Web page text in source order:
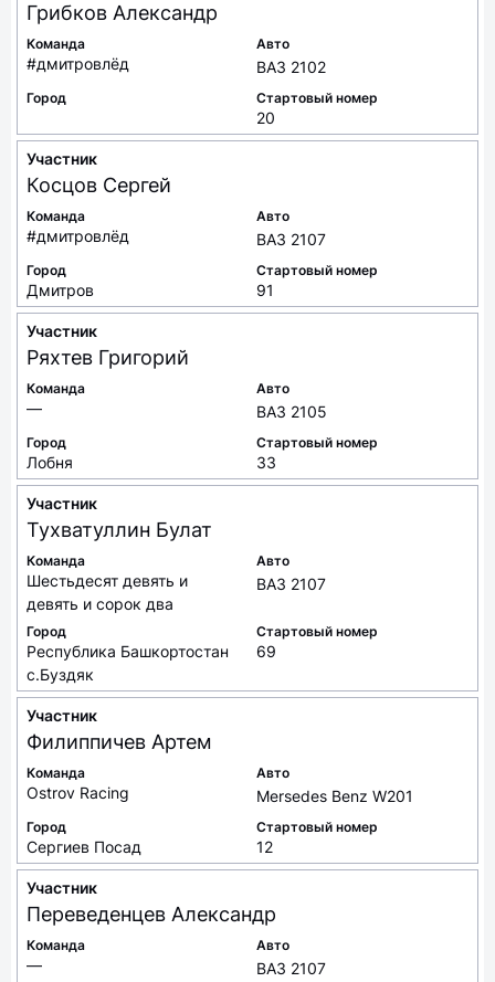
Грибков Александр
Команда
#дмитровлёд
Авто
ВАЗ 2102
Город Стартовый номер
20
Участник
Косцов Сергей
Команда
#дмитровлёд
Авто
ВАЗ 2107
Город
Дмитров
Стартовый номер
91
Участник
Ряхтев Григорий
Команда
—
Авто
ВАЗ 2105
Город
Лобня
Стартовый номер
33
Участник
Тухватуллин Булат
Команда
Шестьдесят девять и
девять и сорок два
Авто
ВАЗ 2107
Город
Республика Башкортостан
с.Буздяк
Стартовый номер
69
Участник
Филиппичев Артем
Команда
Ostrov Racing
Авто
Mersedes Benz W201
Город
Сергиев Посад
Стартовый номер
12
Участник
Переведенцев Александр
Команда
—
Авто
ВАЗ 2107